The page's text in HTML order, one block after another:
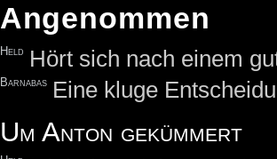
Angenommen
Held Hört sich nach einem
Barnabas Eine kluge
Um Anton gekümmert